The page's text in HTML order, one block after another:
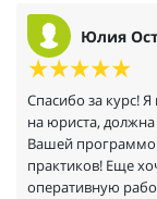
Юлия
Спасибо за курс!
на юриста, должна
Вашей
практиков! Еще
оперативную